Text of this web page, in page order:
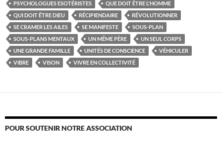
PSYCHOLOGUES ESOTÉRISTES
QUE DOIT ÊTRE L'HOMME
QUI DOIT ÊTRE DIEU
RÉCIPIENDAIRE
RÉVOLUTIONNER
SE CRAMER LES AILES
SE MANIFESTE
SOUS-PLAN
SOUS-PLANS MENTAUX
UN MÊME PÈRE
UN SEUL CORPS
UNE GRANDE FAMILLE
UNITÉS DE CONSCIENCE
VÉHICULER
VIBRE
VISON VIVRE EN COLLECTIVITÉ
POUR SOUTENIR NOTRE ASSOCIATION